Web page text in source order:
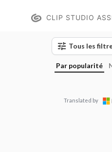
CLIP STUDIO
Tous les
Par popularité
Translated by